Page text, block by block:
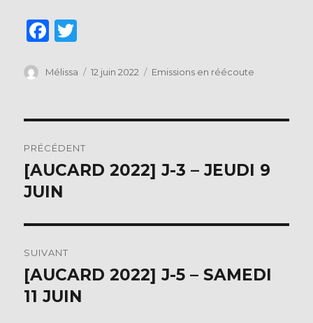
F
c
b
o
o
k
it
r
Auteur
Mélissa
Publié
12 juin 2022 Catégories
Emissions en réécoute
de
l’article
PRÉCÉDENT
Publication
précédente :
[AUCARD 2022] J-3 – JEUDI 9
JUIN
SUIVANT
Publication
suivante :
[AUCARD 2022] J-5 – SAMEDI
11 JUIN